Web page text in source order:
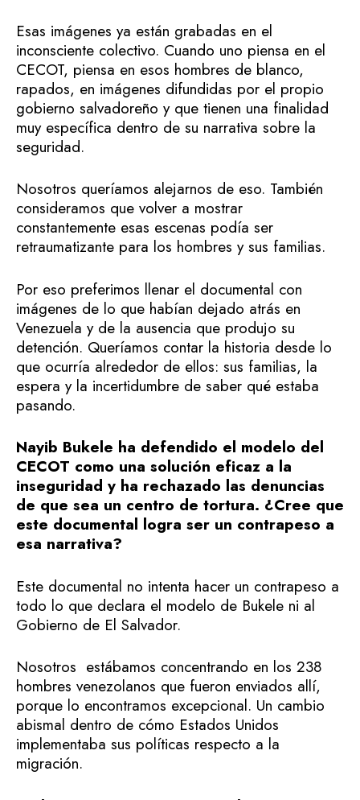
Esas imágenes ya están grabadas en el
inconsciente colectivo. Cuando uno piensa en el
CECOT, piensa en esos hombres de blanco,
rapados, en imágenes difundidas por el propio
gobierno salvadoreño y que tienen una finalidad
muy específica dentro de su narrativa sobre la
seguridad.
Nosotros queríamos alejarnos de eso. También
consideramos que volver a mostrar
constantemente esas escenas podía ser
retraumatizante para los hombres y sus familias.
Por eso preferimos llenar el documental con
imágenes de lo que habían dejado atrás en
Venezuela y de la ausencia que produjo su
detención. Queríamos contar la historia desde lo
que ocurría alrededor de ellos: sus familias, la
espera y la incertidumbre de saber qué estaba
pasando.
Nayib Bukele ha defendido el modelo del
CECOT como una solución eficaz a la
inseguridad y ha rechazado las denuncias
de que sea un centro de tortura. ¿Cree que
este documental logra ser un contrapeso a
esa narrativa?
Este documental no intenta hacer un contrapeso a
todo lo que declara el modelo de Bukele ni al
Gobierno de El Salvador.
Nosotros estábamos concentrando en los 238
hombres venezolanos que fueron enviados allí,
porque lo encontramos excepcional. Un cambio
abismal dentro de cómo Estados Unidos
implementaba sus políticas respecto a la
migración.